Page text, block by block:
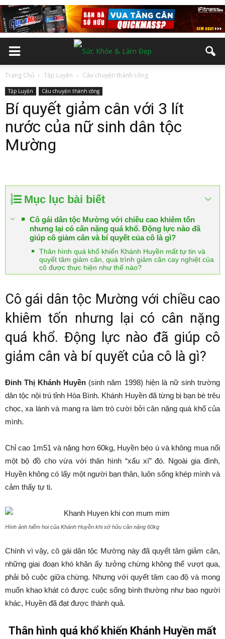
Trang Chủ Tập Luyện Câu chuyện thành công
Tập Luyện Câu chuyện thành công
Bí quyết giảm cân với 3 lít
nước của nữ sinh dân tộc
Mường
Mục lục bài biết
Cô gái dân tộc Mường với chiều cao khiêm tốn
nhưng lại có cân nặng quá khổ. Động lực nào đã
giúp cô giảm cân và bí quyết của cô là gì?
Thân hình quá khổ khiến Khánh Huyền mất tự tin và
quyết tâm giảm cân, quá trình giảm cân cay nghiệt của
cô được thực hiện như thế nào?
Cô gái dân tộc Mường với chiều cao
khiêm tốn nhưng lại có cân nặng
quá khổ. Động lực nào đã giúp cô
giảm cân và bí quyết của cô là gì?
Đinh Thị Khánh Huyền (sinh năm 1998) hiện là nữ sinh trường
dân tộc nội trú tỉnh Hòa Bình. Khánh Huyền đã từng bị bạn bè trêu
chọc, xa lánh và mang ra làm trò cười bởi cân nặng quá khổ của
mình.
Chỉ cao 1m51 và nặng hơn 60kg, Huyền béo ú và không mua nổi
một bộ đồ cho vừa với thân hình “xấu xí” đó. Ngoài gia đình,
Huyền không có lấy một người bạn thân, luôn sống khép mình và
cảm thấy tự ti.
Hình ảnh hiếm hoi của Khánh Huyền khi sở hữu cân nặng 60kg
Chính vì vậy, cô gái dân tộc Mường này đã quyết tâm giảm cân,
những giai đoạn khó khăn ấy tưởng chừng không thể vượt qua,
phải bỏ cuộc giữa chừng. Nhưng với quyết tâm cao độ và mong
muốn khao khát có được cuộc sống bình thường như bao người
khác, Huyền đã đạt được thành quả.
Thân hình quá khổ khiến Khánh Huyền mất